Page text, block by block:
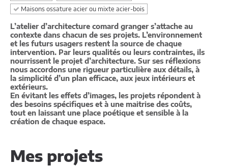
Maisons ossature acier ou mixte acier-bois
L’atelier d’architecture comard granger s’attache au
contexte dans chacun de ses projets. L’environnement
et les futurs usagers restent la source de chaque
intervention. Par leurs qualités ou leurs contraintes, ils
nourrissent le projet d’architecture. Sur ses réflexions
nous accordons une rigueur particulière aux détails, à
la simplicité d’un plan efficace, aux jeux intérieurs et
extérieurs.
En évitant les effets d’images, les projets répondent à
des besoins spécifiques et à une maitrise des coûts,
tout en laissant une place poétique et sensible à la
création de chaque espace.
Mes projets